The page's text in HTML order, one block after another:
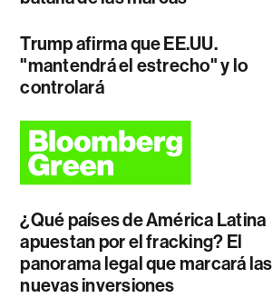
Trump afirma que EE.UU.
"mantendrá el estrecho" y lo
controlará
¿Qué países de América Latina
apuestan por el fracking? El
panorama legal que marcará las
nuevas inversiones